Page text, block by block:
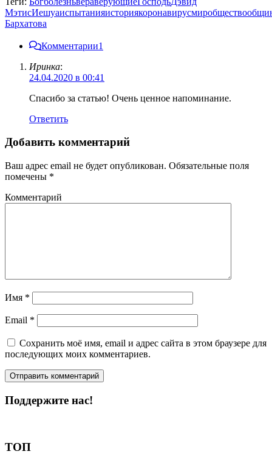
МэтисИешуаиспытанияисториякоронавирусмиробщество
Бархатова
Комментарии1
Иринка:
24.04.2020 в 00:41
Спасибо за статью! Очень ценное напоминание.
Ответить
Добавить комментарий
Ваш адрес email не будет опубликован. Обязательные поля
помечены *
Комментарий
Имя *
Email *
Сохранить моё имя, email и адрес сайта в этом браузере для
последующих моих комментариев.
Поддержите нас!
ТОП